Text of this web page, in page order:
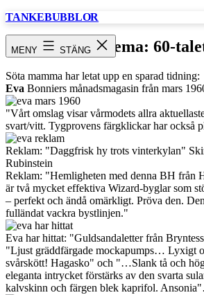
Hoppa
TANKEBUBBLOR
MENY STÄNG Tema: 60-
Söta mamma har letat upp en sparad tidning:
Eva Bonniers månadsmagasin från mars
"Vårt omslag visar vårmodets allra
svart/vitt. Tygprovens färgklickar har också
Reklam: "Daggfrisk hy trots vinterkylan"
Rubinstein
Reklam: "Hemligheten med denna BH från
är två mycket effektiva Wizard-byglar som
– perfekt och ändå omärkligt. Pröva den.
fulländat vackra bystlinjen."
Eva har hittat: "Guldsandaletter från
"Ljust gräddfärgade mockapumps… Lyxigt
svårskött! Hagasko" och "…Slank tå och
eleganta intrycket förstärks av den svarta
kalvskinn och färgen blek kaprifol.